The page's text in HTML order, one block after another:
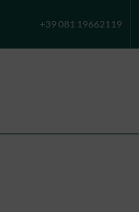
+39 081 19662119